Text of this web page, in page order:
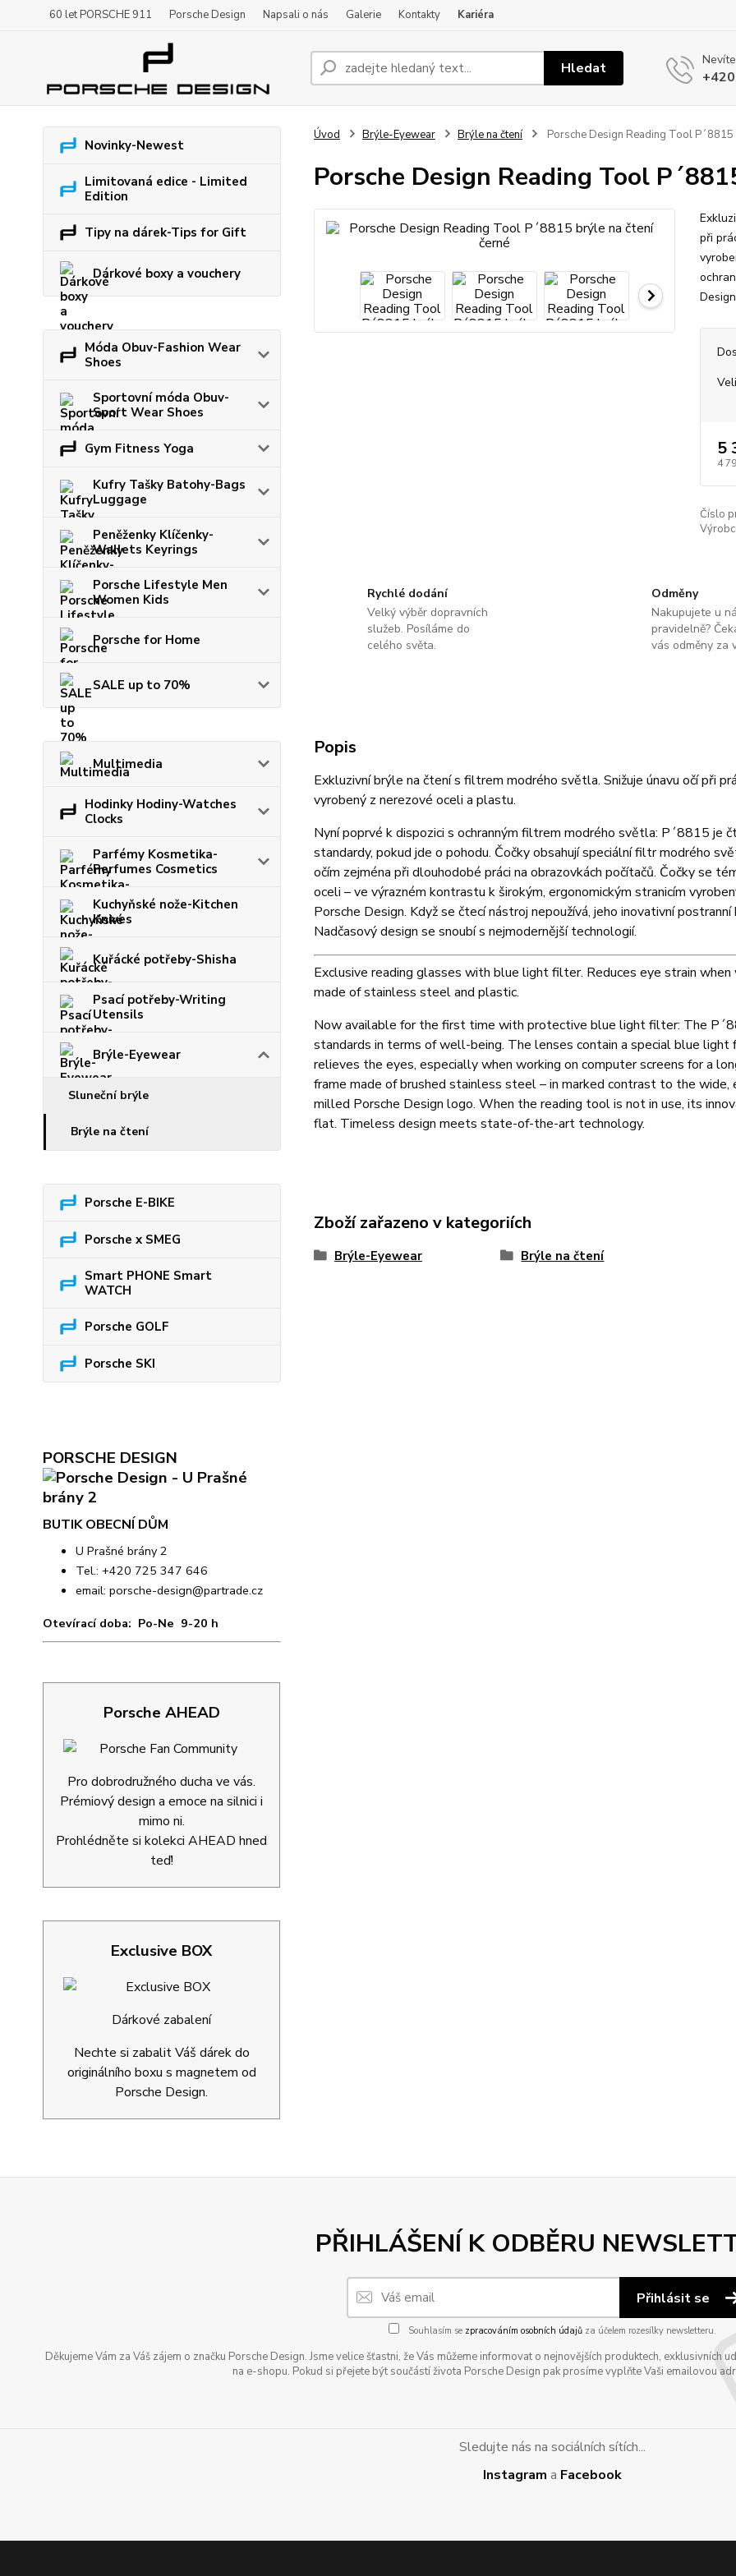
60 let PORSCHE 911 Porsche Design Napsali o nás Galerie Kontakty Kariéra
Hledat
Novinky-Newest
Limitovaná edice - Limited
Edition
Tipy na dárek-Tips for Gift
Dárkové boxy a vouchery
Móda Obuv-Fashion Wear
Shoes
Sportovní móda Obuv-
Sport Wear Shoes
Gym Fitness Yoga
Kufry Tašky Batohy-Bags
Luggage
Peněženky Klíčenky-
Wallets Keyrings
Porsche Lifestyle Men
Women Kids
Porsche for Home
SALE up to 70%
Multimedia
Hodinky Hodiny-Watches
Clocks
Parfémy Kosmetika-
Perfumes Cosmetics
Kuchyňské nože-Kitchen
Knives
Kuřácké potřeby-Shisha
Psací potřeby-Writing
Utensils
Brýle-Eyewear
Sluneční brýle
Brýle na čtení
Porsche E-BIKE
Porsche x SMEG
Smart PHONE Smart
WATCH
Porsche GOLF
Porsche SKI
PORSCHE DESIGN
BUTIK OBECNÍ DŮM
U Prašné brány 2
Tel.: +420 725 347 646
email: porsche-design@partrade.cz
Otevírací doba: Po-Ne 9-20 h
Porsche AHEAD
Pro dobrodružného ducha ve vás.
Prémiový design a emoce na silnici i
mimo ni.
Prohlédněte si kolekci AHEAD hned
teď!
Exclusive BOX
Dárkové zabalení
Nechte si zabalit Váš dárek do
originálního boxu s magnetem od
Porsche Design.
Úvod Brýle-Eyewear Brýle na čtení Porsche Design Reading Tool
Porsche Design Reading Tool
při
5
4
Číslo
Rychlé dodání
Velký výběr dopravních
služeb. Posíláme do
celého světa.
Odměny
Nakupujete u
pravidelně?
vás odměny za
Popis
Exkluzivní brýle na čtení s filtrem modrého světla. Snižuje únavu očí při
vyrobený z nerezové oceli a plastu.
Nyní poprvé k dispozici s ochranným filtrem modrého světla: P´8815 je
standardy, pokud jde o pohodu. Čočky obsahují speciální filtr modrého
očím zejména při dlouhodobé práci na obrazovkách počítačů. Čočky se
oceli – ve výrazném kontrastu k širokým, ergonomickým stranicím
Porsche Design. Když se čtecí nástroj nepoužívá, jeho inovativní
Nadčasový design se snoubí s nejmodernější technologií.
Exclusive reading glasses with blue light filter. Reduces eye strain
made of stainless steel and plastic.
Now available for the first time with protective blue light filter: The
standards in terms of well-being. The lenses contain a special blue
relieves the eyes, especially when working on computer screens for a
frame made of brushed stainless steel – in marked contrast to the
milled Porsche Design logo. When the reading tool is not in use, its
flat. Timeless design meets state-of-the-art technology.
Zboží zařazeno v kategoriích
Brýle-Eyewear Brýle na čtení
PŘIHLÁŠENÍ K ODBĚRU
Přihlásit se
Souhlasím se zpracováním osobních údajůza účelem rozesílky newsletteru.
Děkujeme Vám za Váš zájem o značku Porsche Design. Jsme velice šťastni, že Vás můžeme informovat o nejnovějších produktech, exklusivních
na e-shopu. Pokud si přejete být součástí života Porsche Design pak prosíme vyplňte Vaši emailovou
Sledujte nás na sociálních sítích...
Instagram a Facebook